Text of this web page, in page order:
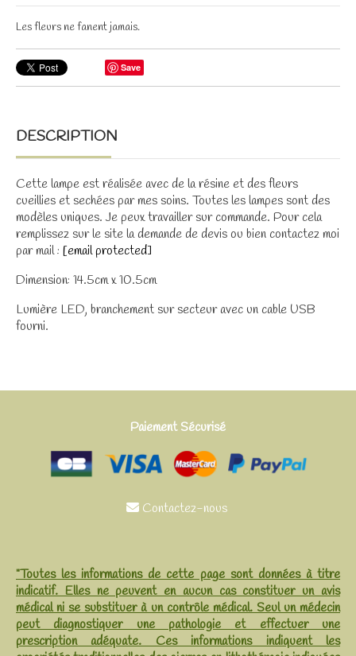
Les fleurs ne fanent jamais.
Save
DESCRIPTION
Cette lampe est réalisée avec de la résine et des fleurs
cueillies et sechées par mes soins. Toutes les lampes sont des
modèles uniques. Je peux travailler sur commande. Pour cela
remplissez sur le site la demande de devis ou bien contactez moi
par mail : [email protected]
Dimension: 14.5cm x 10.5cm
Lumière LED, branchement sur secteur avec un cable USB
fourni.
Paiement Sécurisé
Contactez-nous
"Toutes les informations de cette page sont données à titre
indicatif. Elles ne peuvent en aucun cas constituer un avis
médical ni se substituer à un contrôle médical. Seul un médecin
peut diagnostiquer une pathologie et effectuer une
prescription adéquate. Ces informations indiquent les